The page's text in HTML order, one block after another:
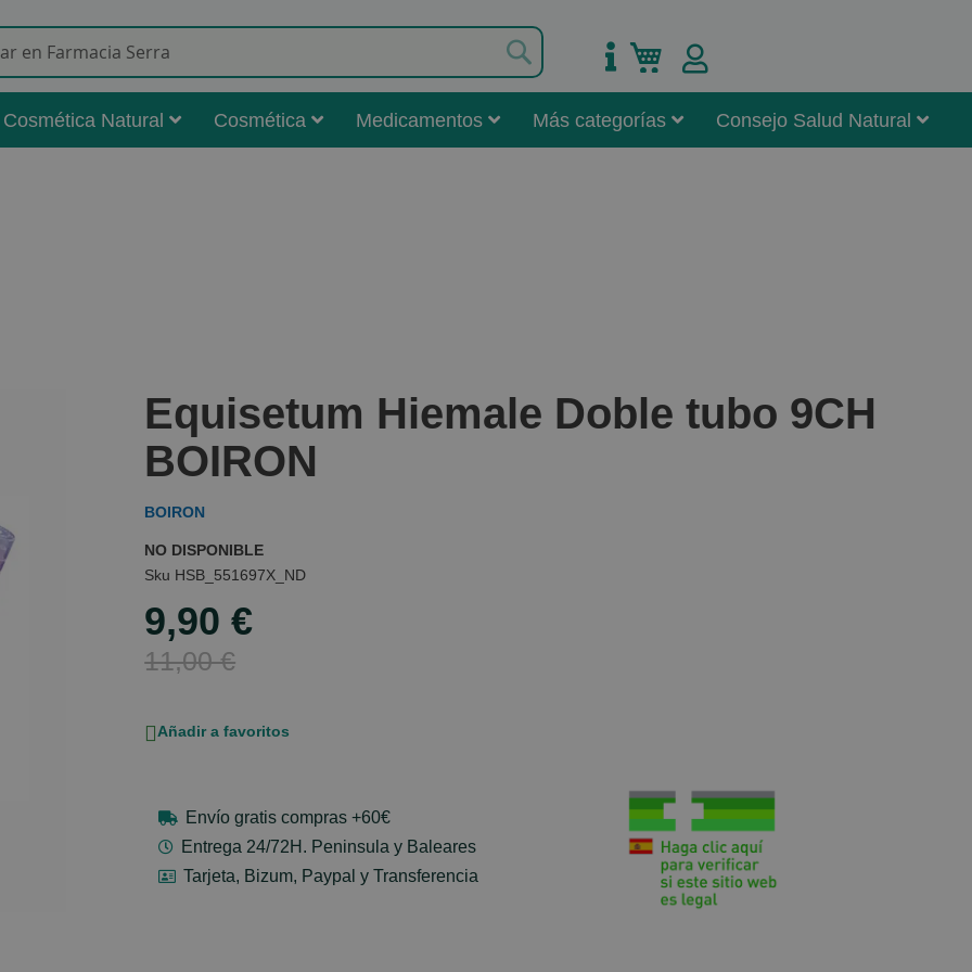
Mi carrito
Cosmética Natural Cosmética Medicamentos Más categorías Consejo Salud Natural
Equisetum Hiemale Doble tubo 9CH
BOIRON
BOIRON
NO DISPONIBLE
HSB_551697X_ND
Special
Price
9,90 €
11,00 €
Añadir a favoritos
Envío gratis compras +60€
Entrega 24/72H. Peninsula y Baleares
Tarjeta, Bizum, Paypal y Transferencia